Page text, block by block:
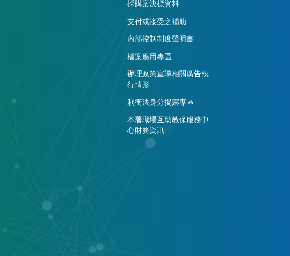
採購案決標資料
支付或接受之補助
內部控制制度聲明書
檔案應用專區
辦理政策宣導相關廣告執
行情形
利衝法身分揭露專區
本署職場互助教保服務中
心財務資訊